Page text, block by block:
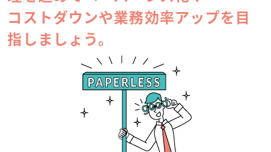
コストダウンや業務効率アップを目
指しましょう。